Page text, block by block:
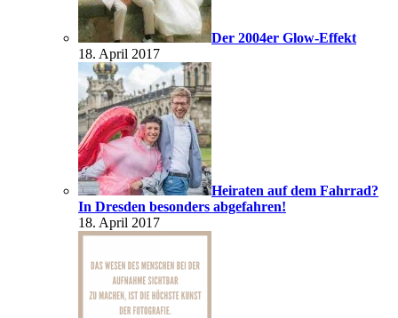
Der 2004er Glow-Effekt
18. April 2017
Heiraten auf dem Fahrrad?
In Dresden besonders abgefahren!
18. April 2017